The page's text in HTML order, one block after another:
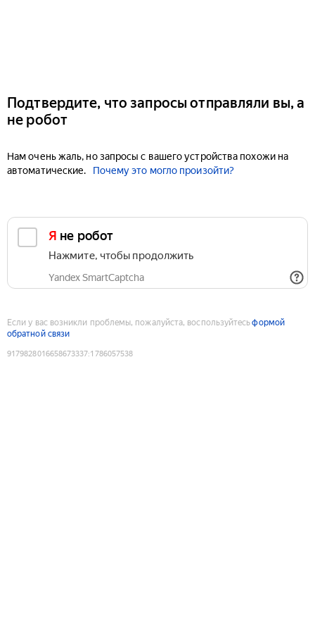
Подтвердите, что запросы отправляли вы, а
не робот
Нам очень жаль, но запросы с вашего устройства похожи на
автоматические.
Почему это могло произойти?
Я не робот
Нажмите, чтобы продолжить
Yandex SmartCaptcha
Если у вас возникли проблемы, пожалуйста, воспользуйтесьформой
обратной связи
9179828016658673337:1786057538